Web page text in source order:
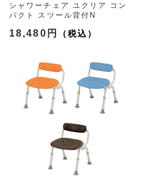
シャワーチェア ユクリア コン
パクト スツール背付N
18,480円